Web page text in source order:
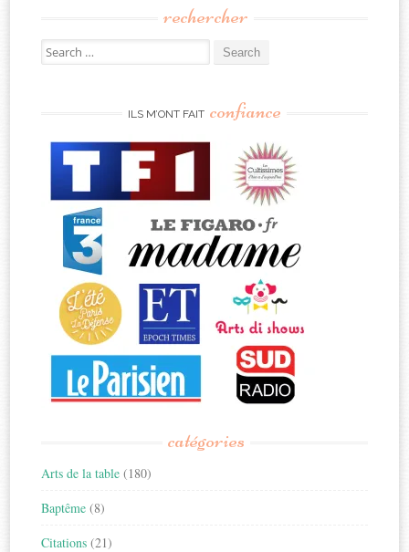
rechercher
Search
for:
ILS M’ONT FAIT confiance
catégories
Arts de la table (180)
Baptême (8)
Citations (21)